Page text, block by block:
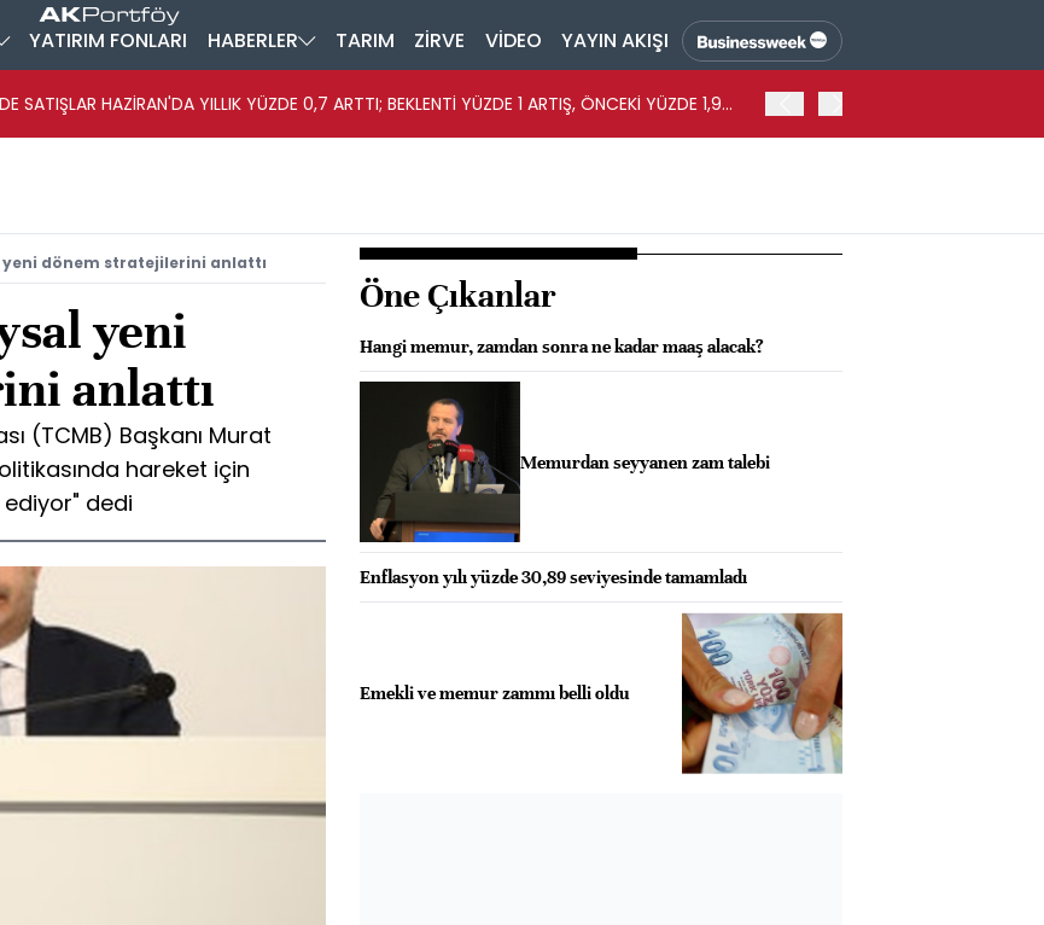
YATIRIM FONLARI HABERLER TARIM ZİRVE VİDEO YAYIN AKIŞI
SATIŞLAR HAZİRAN'DA YILLIK YÜZDE 0,7 ARTTI; BEKLENTİ YÜZDE 1 ARTIŞ, ÖNCEKİ YÜZDE 1,9
yeni dönem stratejilerini anlattı
yeni
anlattı
(TCMB) Başkanı Murat
hareket için
dedi
Öne Çıkanlar
Hangi memur, zamdan sonra ne kadar maaş alacak?
Memurdan seyyanen zam talebi
Enflasyon yılı yüzde 30,89 seviyesinde tamamladı
Emekli ve memur zammı belli oldu